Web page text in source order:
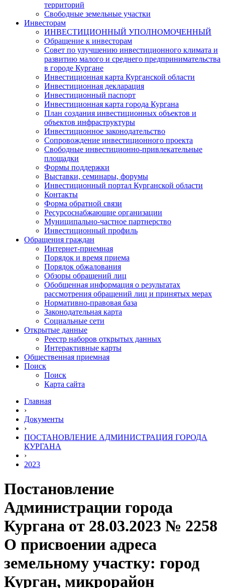
территорий
Свободные земельные участки
Инвесторам
ИНВЕСТИЦИОННЫЙ УПОЛНОМОЧЕННЫЙ
Обращение к инвесторам
Совет по улучшению инвестиционного климата и
развитию малого и среднего предпринимательства
в городе Кургане
Инвестиционная карта Курганской области
Инвестиционная декларация
Инвестиционный паспорт
Инвестиционная карта города Кургана
План создания инвестиционных объектов и
объектов инфраструктуры
Инвестиционное законодательство
Сопровождение инвестиционного проекта
Свободные инвестиционно-привлекательные
площадки
Формы поддержки
Выставки, семинары, форумы
Инвестиционный портал Курганской области
Контакты
Форма обратной связи
Ресурсоснабжающие организации
Муниципально-частное партнерство
Инвестиционный профиль
Обращения граждан
Интернет-приемная
Порядок и время приема
Порядок обжалования
Обзоры обращений лиц
Обобщенная информация о результатах
рассмотрения обращений лиц и принятых мерах
Нормативно-правовая база
Законодательная карта
Социальные сети
Открытые данные
Реестр наборов открытых данных
Интерактивные карты
Общественная приемная
Поиск
Поиск
Карта сайта
Главная
›
Документы
›
ПОСТАНОВЛЕНИЕ АДМИНИСТРАЦИЯ ГОРОДА
КУРГАНА
›
2023
Постановление
Администрации города
Кургана от 28.03.2023 № 2258
О присвоении адреса
земельному участку: город
Курган, микрорайон